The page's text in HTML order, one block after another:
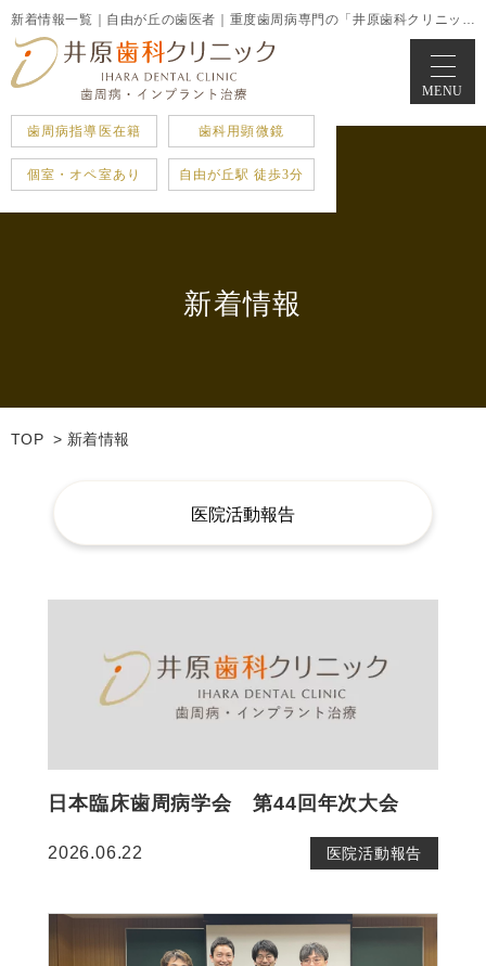
新着情報一覧｜自由が丘の歯医者｜重度歯周病専門の「井原歯科クリニック」｜駅徒歩3分
歯周病指導医在籍 歯科用顕微鏡
個室・オペ室あり 自由が丘駅 徒歩3分
MENU
新着情報
TOP 新着情報
医院活動報告
日本臨床歯周病学会 第44回年次大会
2026.06.22 医院活動報告